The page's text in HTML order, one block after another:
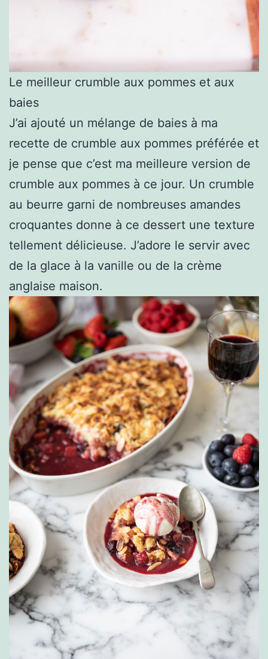
Le meilleur crumble aux pommes et aux
baies
J’ai ajouté un mélange de baies à ma
recette de crumble aux pommes préférée et
je pense que c’est ma meilleure version de
crumble aux pommes à ce jour. Un crumble
au beurre garni de nombreuses amandes
croquantes donne à ce dessert une texture
tellement délicieuse. J’adore le servir avec
de la glace à la vanille ou de la crème
anglaise maison.